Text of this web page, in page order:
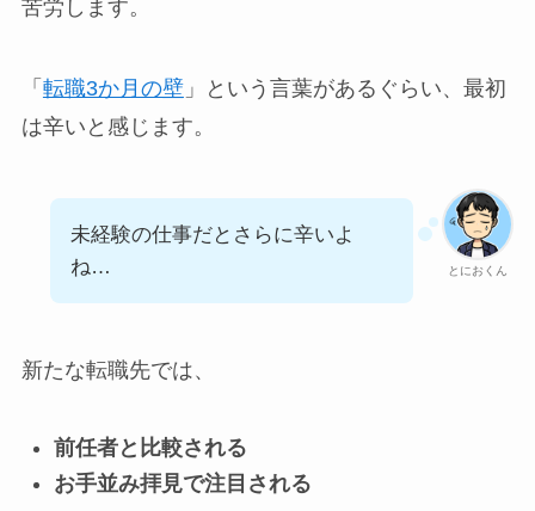
苦労します。
「 転職3か月の壁」という言葉があるぐらい、最初
は辛いと感じます。
とにおくん
未経験の仕事だとさらに辛いよ
ね…
新たな転職先では、
前任者と比較される
お手並み拝見で注目される